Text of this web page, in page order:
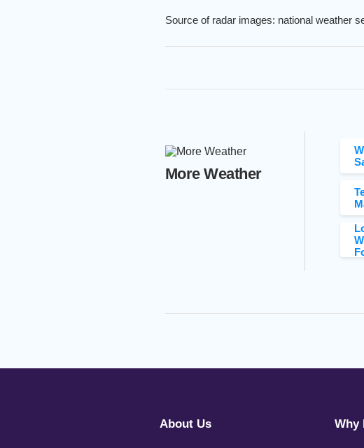
Source of radar images: national weather
More Weather
About Us Why